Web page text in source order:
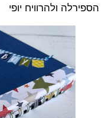
הספירלה ולהרוויח יופי